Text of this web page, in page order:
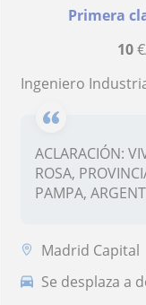
Primera
10
Ingeniero Industrial imparte clases de materias
ACLARACIÓN:
ROSA,
PAMPA,
Madrid Capital
Se desplaza a